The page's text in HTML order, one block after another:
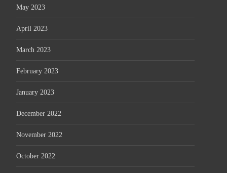
May 2023
April 2023
March 2023
February 2023
January 2023
December 2022
November 2022
October 2022